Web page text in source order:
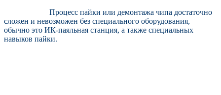
Процесс пайки или демонтажа чипа достаточно
сложен и невозможен без специального оборудования,
обычно это ИК-паяльная станция, а также специальных
навыков пайки.